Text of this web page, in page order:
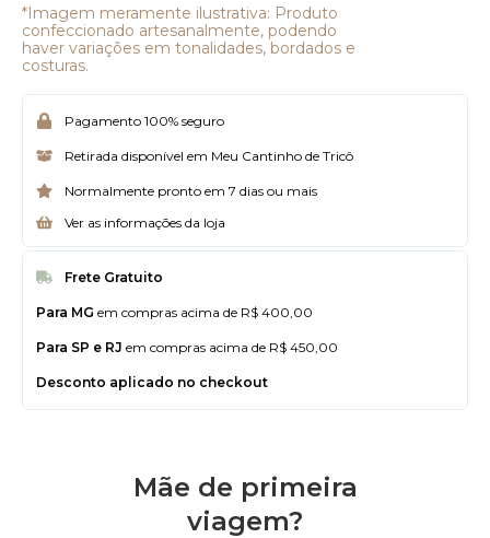
*Imagem meramente ilustrativa: Produto
confeccionado artesanalmente, podendo
haver variações em tonalidades, bordados e
costuras.
Pagamento 100% seguro
Retirada disponível em Meu Cantinho de Tricô
Normalmente pronto em 7 dias ou mais
Ver as informações da loja
Frete Gratuito
Para MG em compras acima de R$ 400,00
Para SP e RJ em compras acima de R$ 450,00
Desconto aplicado no checkout
Mãe de primeira
viagem?